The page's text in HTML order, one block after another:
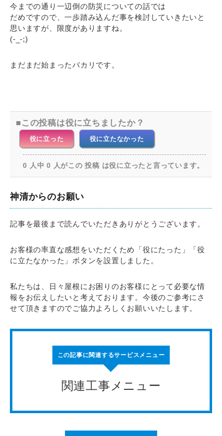
今までの通り一辺倒の防災についての話では
だめですので、一歩踏み込んだ事を検討していきたいと
思いますが、限度がありますね。
(-_-;)
まだまだ始まったバカリです。
この投稿は役に立ちましたか？
役に立った 役に立たなかった
0 人中 0 人がこの 投稿 は役に立ったと言っています。
神清からのお願い
記事を最後まで読んでいただきありがとうございます。
お客様の率直な感想をいただくため「役にたった」「役
に立たなかった」ボタンを設置しました。
私たちは、日々屋根にお困りのお客様にとって必要な情
報をお伝えしたいと考えております。今後のご参考にさ
せて頂きますのでご協力よろしくお願いいたします。
この記事に関連するサービスメニュー
関連工事メニュー